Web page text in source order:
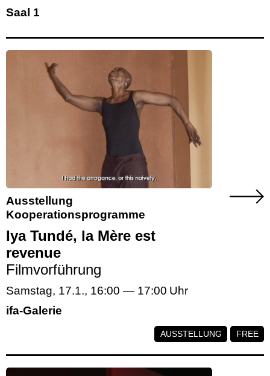
Saal 1
Ausstellung
Kooperationsprogramme
Iya Tundé, la Mère est
revenue
Filmvorführung
Samstag, 17.1., 16:00 — 17:00
ifa-Galerie
AUSSTELLUNG FREE